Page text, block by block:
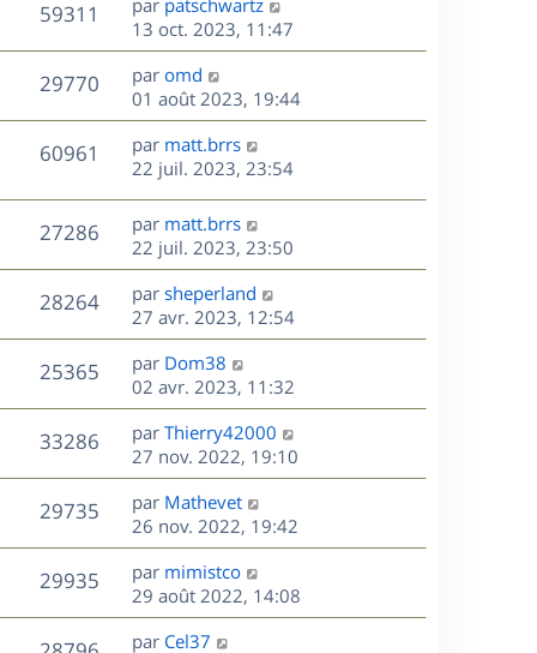
g
e
s
s
a
g
e
r
m
e
s
s
a
g
e
s
n
i
e
r
m
e
s
s
a
g
e
59311
u
e
r
n
i
e
r
m
e
s
s
a
g
e
par patschwartz
13 oct. 2023, 11:47
29770V
u
D
e
r
n
i
e
r
m
e
s
s
a
g
e
par omd
01 août 2023, 19:44
60961
u
e
D
e
n
i
e
r
m
e
s
s
a
g
e
par matt.brrs
22 juil. 2023, 23:54
27286V
u
D
e
r
n
i
e
r
m
e
s
s
a
g
e
par matt.brrs
22 juil. 2023, 23:50
28264V
u
D
e
r
n
i
e
r
m
e
s
s
a
g
e
par sheperland
27 avr. 2023, 12:54
25365V
u
e
D
e
r
n
i
e
r
m
e
s
s
a
par Dom38
02 avr. 2023, 11:32
33286V
u
D
e
r
n
i
e
r
m
e
s
par Thierry42000
27 nov. 2022, 19:10
29735V
u
D
e
r
n
i
e
r
par Mathevet
26 nov. 2022, 19:42
29935V
u
D
e
r
n
par mimistco
29 août 2022, 14:08
D
par Cel37